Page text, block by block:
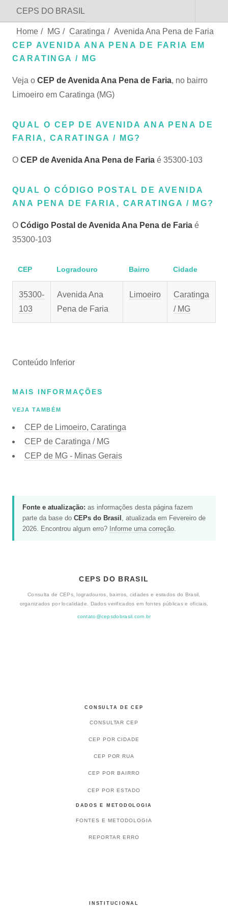
CEPS DO BRASIL
Home / MG / Caratinga / Avenida Ana Pena de Faria
CEP AVENIDA ANA PENA DE FARIA EM
CARATINGA / MG
Veja o CEP de Avenida Ana Pena de Faria, no bairro
Limoeiro em Caratinga (MG)
QUAL O CEP DE AVENIDA ANA PENA DE
FARIA, CARATINGA / MG?
O CEP de Avenida Ana Pena de Faria é 35300-103
QUAL O CÓDIGO POSTAL DE AVENIDA
ANA PENA DE FARIA, CARATINGA / MG?
O Código Postal de Avenida Ana Pena de Faria é
35300-103
CEP Logradouro Bairro Cidade
35300-
103
Avenida Ana
Pena de Faria
Limoeiro
Caratinga
/ MG
Conteúdo Inferior
MAIS INFORMAÇÕES
VEJA TAMBÉM
CEP de Limoeiro, Caratinga
CEP de Caratinga / MG
CEP de MG - Minas Gerais
Fonte e atualização: as informações desta página fazem
parte da base do CEPs do Brasil , atualizada em Fevereiro de
2026. Encontrou algum erro? Informe uma correção.
CEPS DO BRASIL
Consulta de CEPs, logradouros, bairros, cidades e estados do Brasil,
organizados por localidade. Dados verificados em fontes públicas e oficiais.
contato@cepsdobrasil.com.br
CONSULTA DE CEP
CONSULTAR CEP
CEP POR CIDADE
CEP POR RUA
CEP POR BAIRRO
CEP POR ESTADO
DADOS E METODOLOGIA
FONTES E METODOLOGIA
REPORTAR ERRO
INSTITUCIONAL